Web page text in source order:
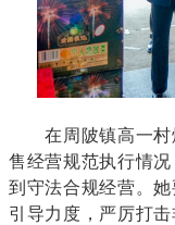
在周陂镇高一村
售经营规范执行情
到守法合规经营。
引导力度，严厉打